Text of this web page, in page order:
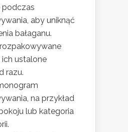
podczas
aby uniknąć
bałaganu.
ustalone
razu.
na przykład
lub kategoria